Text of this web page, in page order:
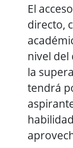
El
directo,
nivel del
la
tendrá